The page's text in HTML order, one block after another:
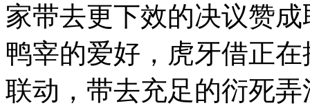
家带去更下效的决议赞
鸭宰的爱好，虎牙借正
联动，带去充足的衍死